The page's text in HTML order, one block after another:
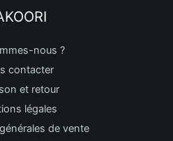
nous ?
contacter
et retour
légales
de vente